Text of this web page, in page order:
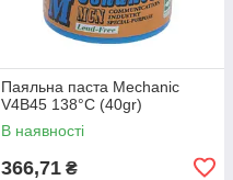
Паяльна паста Mechanic
V4B45 138°C (40gr)
В наявності
366,71 ₴